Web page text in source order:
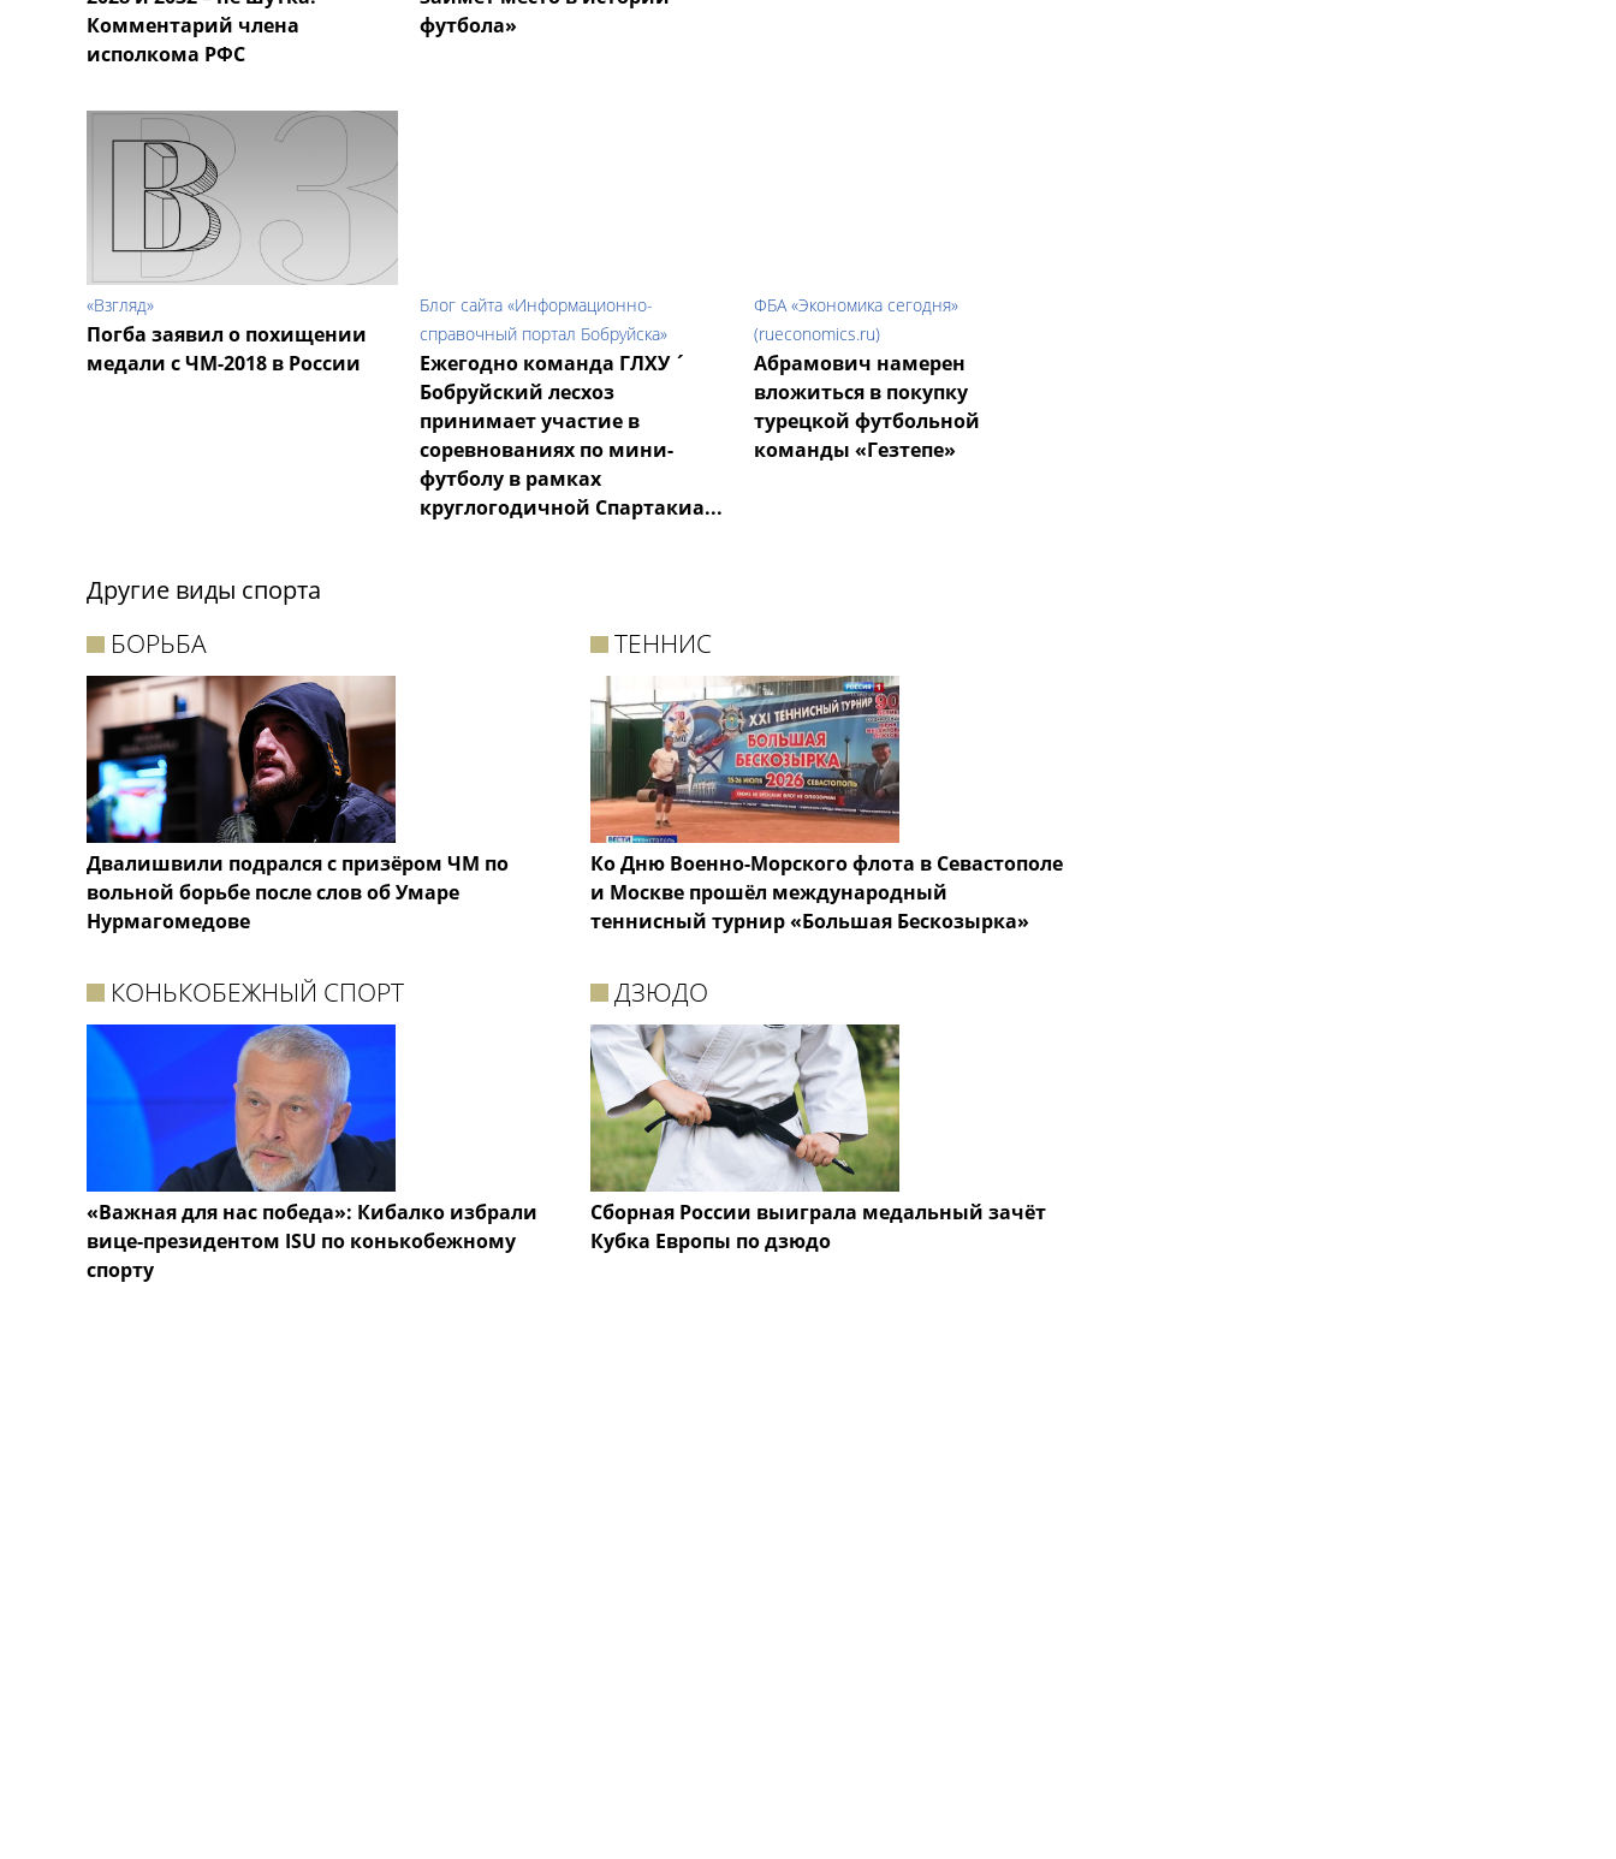
Комментарий члена
исполкома РФС
футбола»
«Взгляд»
Погба заявил о похищении
медали с ЧМ-2018 в России
Блог сайта «Информационно-
справочный портал Бобруйска»
Ежегодно команда ГЛХУ ´
Бобруйский лесхоз
принимает участие в
соревнованиях по мини-
футболу в рамках
круглогодичной Спартакиа...
ФБА «Экономика сегодня»
(rueconomics.ru)
Абрамович намерен
вложиться в покупку
турецкой футбольной
команды «Гезтепе»
Другие виды спорта
БОРЬБА
Двалишвили подрался с призёром ЧМ по
вольной борьбе после слов об Умаре
Нурмагомедове
ТЕННИС
Ко Дню Военно-Морского флота в Севастополе
и Москве прошёл международный
теннисный турнир «Большая Бескозырка»
КОНЬКОБЕЖНЫЙ СПОРТ
«Важная для нас победа»: Кибалко избрали
вице-президентом ISU по конькобежному
спорту
ДЗЮДО
Сборная России выиграла медальный зачёт
Кубка Европы по дзюдо